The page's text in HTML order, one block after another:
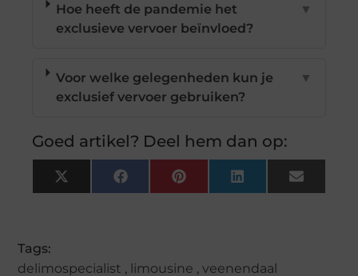
Hoe heeft de pandemie het
exclusieve vervoer beïnvloed?
▼
Voor welke gelegenheden kun je
exclusief vervoer gebruiken?
▼
Goed artikel? Deel hem dan op:
X
(Twitter)
FacebookPinterestLinkedInEmail
Tags:
delimospecialist , limousine ,veenendaal